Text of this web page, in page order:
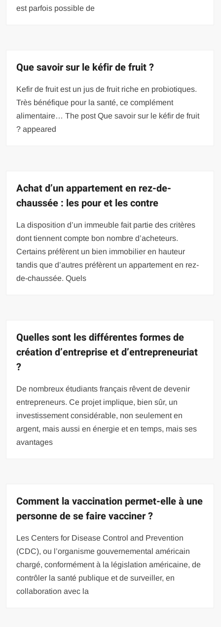
est parfois possible de
Que savoir sur le kéfir de fruit ?
Kefir de fruit est un jus de fruit riche en probiotiques.
Très bénéfique pour la santé, ce complément
alimentaire… The post Que savoir sur le kéfir de fruit
? appeared
Achat d’un appartement en rez-de-
chaussée : les pour et les contre
La disposition d’un immeuble fait partie des critères
dont tiennent compte bon nombre d’acheteurs.
Certains préfèrent un bien immobilier en hauteur
tandis que d’autres préfèrent un appartement en rez-
de-chaussée. Quels
Quelles sont les différentes formes de
création d’entreprise et d’entrepreneuriat
?
De nombreux étudiants français rêvent de devenir
entrepreneurs. Ce projet implique, bien sûr, un
investissement considérable, non seulement en
argent, mais aussi en énergie et en temps, mais ses
avantages
Comment la vaccination permet-elle à une
personne de se faire vacciner ?
Les Centers for Disease Control and Prevention
(CDC), ou l’organisme gouvernemental américain
chargé, conformément à la législation américaine, de
contrôler la santé publique et de surveiller, en
collaboration avec la